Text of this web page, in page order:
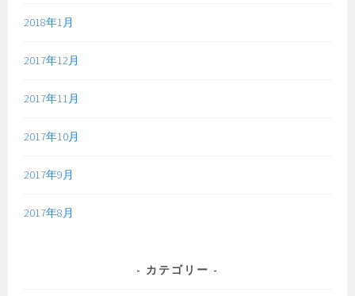
2018年1月
2017年12月
2017年11月
2017年10月
2017年9月
2017年8月
カテゴリー